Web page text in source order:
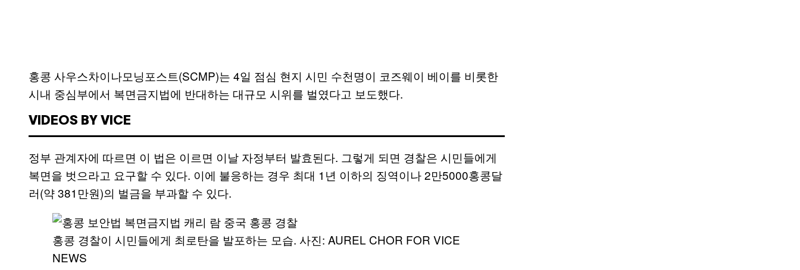
홍콩 사우스차이나모닝포스트(SCMP)는 4일 점심 현지 시민 수천명이 코즈웨이 베이를 비롯한
시내 중심부에서 복면금지법에 반대하는 대규모 시위를 벌였다고 보도했다.
VIDEOS BY VICE
정부 관계자에 따르면 이 법은 이르면 이날 자정부터 발효된다. 그렇게 되면 경찰은 시민들에게
복면을 벗으라고 요구할 수 있다. 이에 불응하는 경우 최대 1년 이하의 징역이나 2만5000홍콩달
러(약 381만원)의 벌금을 부과할 수 있다.
홍콩 경찰이 시민들에게 최로탄을 발포하는 모습. 사진: AUREL CHOR FOR VICE
NEWS